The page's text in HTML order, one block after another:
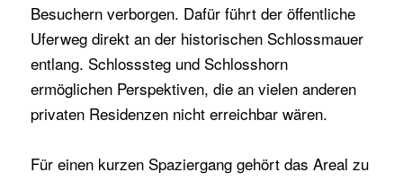
Besuchern verborgen. Dafür führt der öffentliche
Uferweg direkt an der historischen Schlossmauer
entlang. Schlosssteg und Schlosshorn
ermöglichen Perspektiven, die an vielen anderen
privaten Residenzen nicht erreichbar wären.
Für einen kurzen Spaziergang gehört das Areal zu